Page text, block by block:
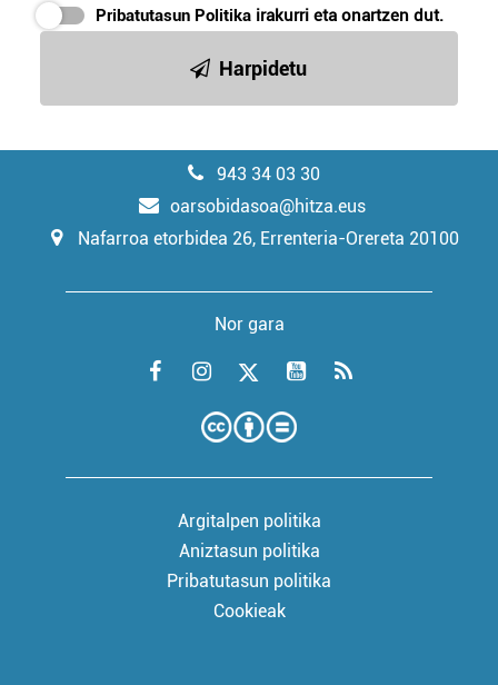
Pribatutasun Politika irakurri eta onartzen dut.
Harpidetu
943 34 03 30
oarsobidasoa@hitza.eus
Nafarroa etorbidea 26, Errenteria-Orereta 20100
Nor gara
Argitalpen politika
Aniztasun politika
Pribatutasun politika
Cookieak